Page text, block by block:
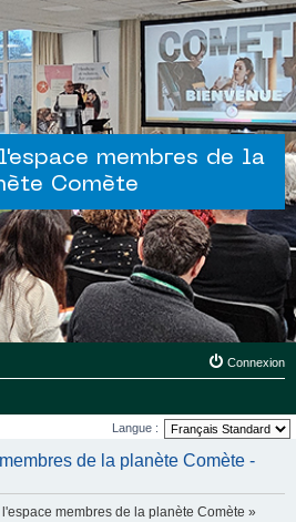
membres de la
Comète
Connexion
Langue :
de la planète Comète -
membres de la planète Comète »